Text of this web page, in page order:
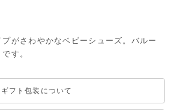
がさわやかなベビーシューズ。バルー
す。
ギフト包装について